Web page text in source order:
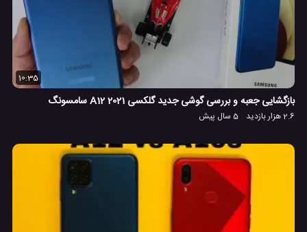
10:35
بازگشایی جعبه و بررسی گوشی جدید گلکسی A12 2021 سامسونگ
2.6 هزار بازدید 5 سال پیش